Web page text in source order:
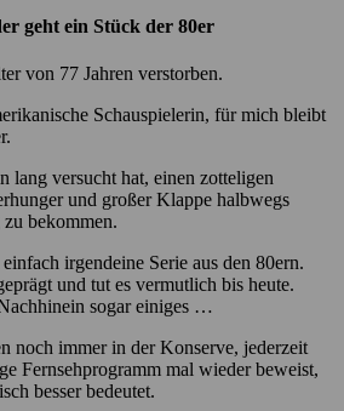
geht ein Stück der 80er
von 77 Jahren verstorben.
Schauspielerin, für mich bleibt
lang versucht hat, einen zotteligen
und großer Klappe halbwegs
bekommen.
irgendeine Serie aus den 80ern.
und tut es vermutlich bis heute.
sogar einiges …
noch immer in der Konserve, jederzeit
Fernsehprogramm mal wieder beweist,
besser bedeutet.